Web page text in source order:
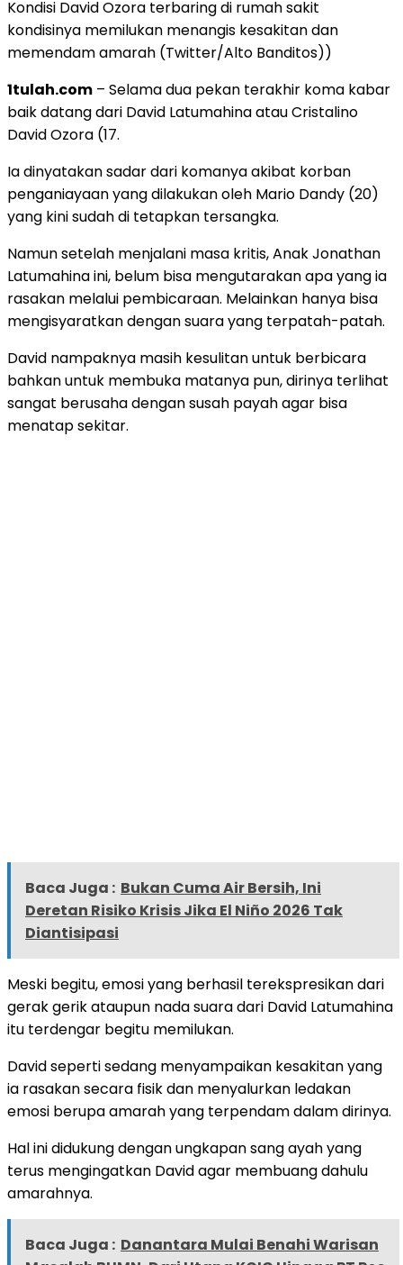
Kondisi David Ozora terbaring di rumah sakit
kondisinya memilukan menangis kesakitan dan
memendam amarah (Twitter/Alto Banditos))
1tulah.com – Selama dua pekan terakhir koma kabar
baik datang dari David Latumahina atau Cristalino
David Ozora (17.
Ia dinyatakan sadar dari komanya akibat korban
penganiayaan yang dilakukan oleh Mario Dandy (20)
yang kini sudah di tetapkan tersangka.
Namun setelah menjalani masa kritis, Anak Jonathan
Latumahina ini, belum bisa mengutarakan apa yang ia
rasakan melalui pembicaraan. Melainkan hanya bisa
mengisyaratkan dengan suara yang terpatah-patah.
David nampaknya masih kesulitan untuk berbicara
bahkan untuk membuka matanya pun, dirinya terlihat
sangat berusaha dengan susah payah agar bisa
menatap sekitar.
Baca Juga : Bukan Cuma Air Bersih, Ini
Deretan Risiko Krisis Jika El Niño 2026 Tak
Diantisipasi
Meski begitu, emosi yang berhasil terekspresikan dari
gerak gerik ataupun nada suara dari David Latumahina
itu terdengar begitu memilukan.
David seperti sedang menyampaikan kesakitan yang
ia rasakan secara fisik dan menyalurkan ledakan
emosi berupa amarah yang terpendam dalam dirinya.
Hal ini didukung dengan ungkapan sang ayah yang
terus mengingatkan David agar membuang dahulu
amarahnya.
Baca Juga : Danantara Mulai Benahi Warisan